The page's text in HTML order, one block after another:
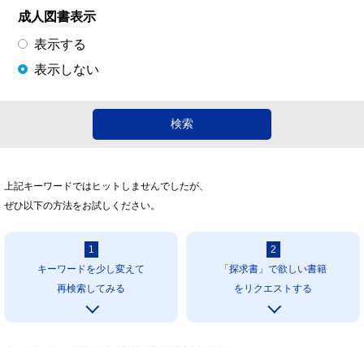
成人図書表示
表示する
表示しない
上記キーワードではヒットしませんでしたが、
ぜひ以下の方法をお試しください。
1
キーワードを少し変えて
再検索してみる
2
「探求書」で欲しい書籍
をリクエストする